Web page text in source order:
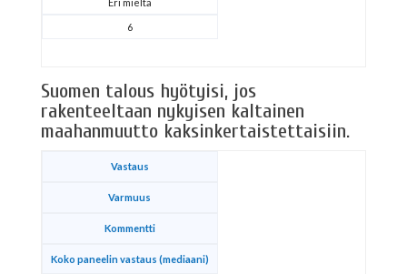
6
Suomen talous hyötyisi, jos
rakenteeltaan nykyisen kaltainen
maahanmuutto kaksinkertaistettaisiin.
Vastaus
Varmuus
Kommentti
Koko paneelin vastaus (mediaani)